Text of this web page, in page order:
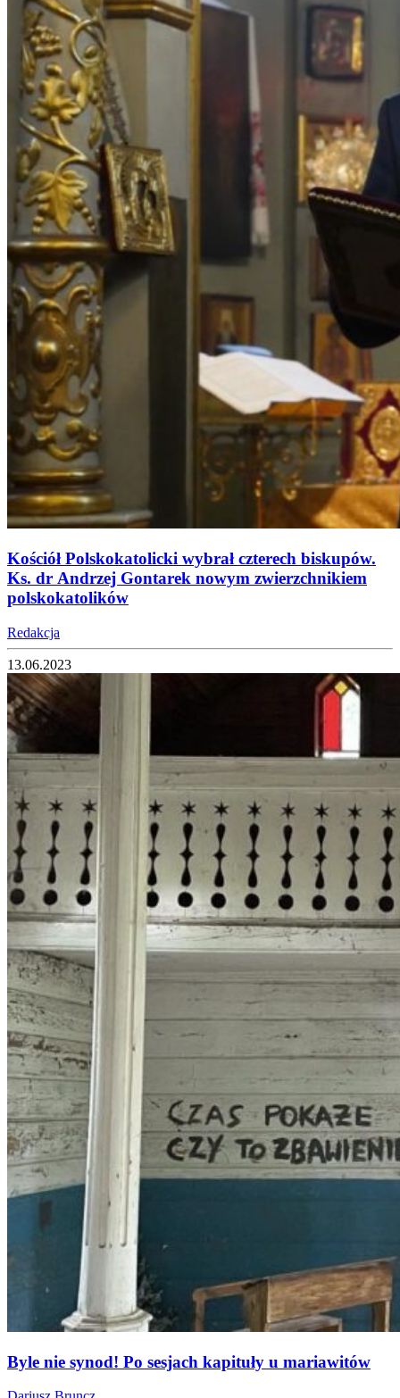
Kościół Polskokatolicki wybrał czterech biskupów.
Ks. dr Andrzej Gontarek nowym zwierzchnikiem
polskokatolików
Redakcja
13.06.2023
Byle nie synod! Po sesjach kapituły u mariawitów